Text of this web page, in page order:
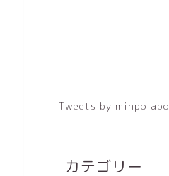
Tweets by minpolabo
カテゴリー